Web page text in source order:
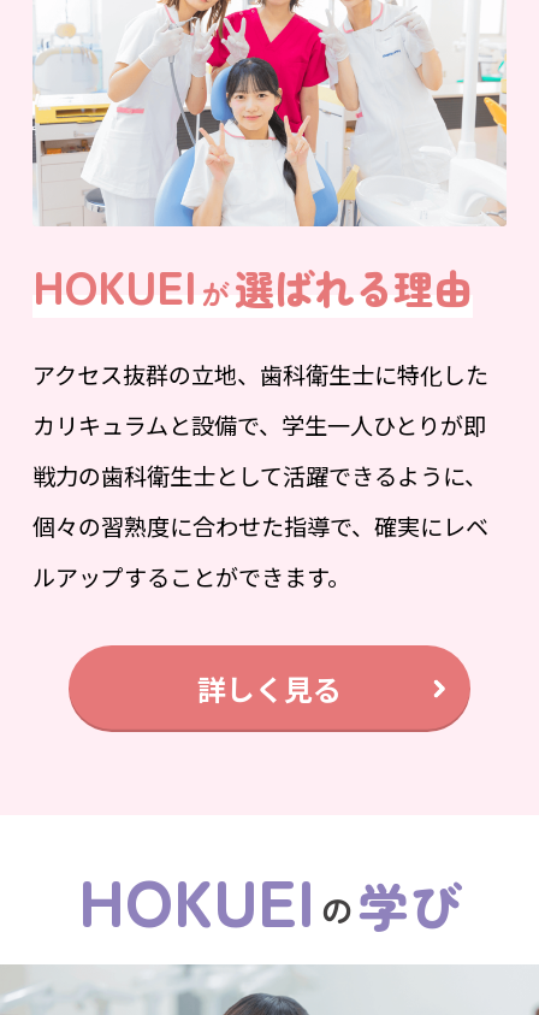
HOKUEI が選ばれる理由
アクセス抜群の立地、歯科衛生士に特化した
カリキュラムと設備で、学生一人ひとりが即
戦力の歯科衛生士として活躍できるように、
個々の習熟度に合わせた指導で、確実にレベ
ルアップすることができます。
詳しく見る
HOKUEI の学び